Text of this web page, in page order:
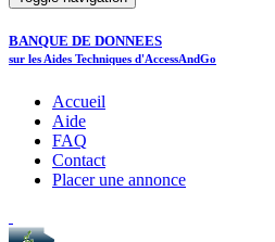
BANQUE DE DONNEES
sur les Aides Techniques d'AccessAndGo
Accueil
Aide
FAQ
Contact
Placer une annonce